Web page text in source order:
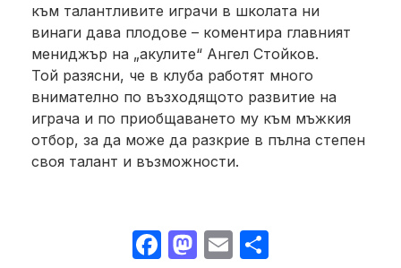
към талантливите играчи в школата ни
винаги дава плодове – коментира главният
мениджър на „акулите“ Ангел Стойков.
Той разясни, че в клуба работят много
внимателно по възходящото развитие на
играча и по приобщаването му към мъжкия
отбор, за да може да разкрие в пълна степен
своя талант и възможности.
Facebook
Mastodon
Email